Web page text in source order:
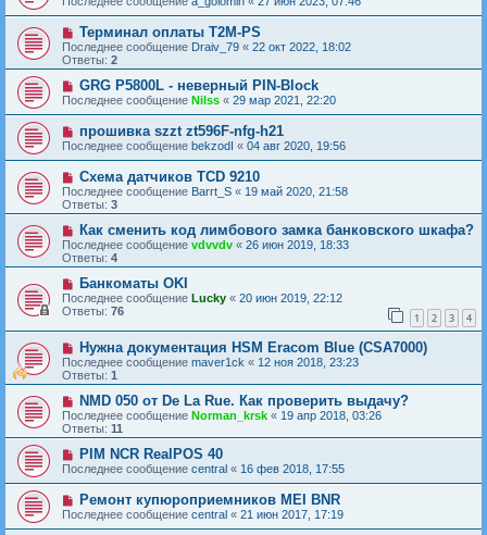
Терминал оплаты T2M-PS
Последнее сообщение Draiv_79 « 22 окт 2022, 18:02
Ответы: 2
GRG P5800L - неверный PIN-Block
Последнее сообщение Nilss « 29 мар 2021, 22:20
прошивка szzt zt596F-nfg-h21
Последнее сообщение bekzodI « 04 авг 2020, 19:56
Схема датчиков TCD 9210
Последнее сообщение Barrt_S « 19 май 2020, 21:58
Ответы: 3
Как сменить код лимбового замка банковского шкафа?
Последнее сообщение vdvvdv « 26 июн 2019, 18:33
Ответы: 4
Банкоматы OKI
Последнее сообщение Lucky « 20 июн 2019, 22:12
Ответы: 76 1 2 3 4
Нужна документация HSM Eracom Blue (CSA7000)
Последнее сообщение maver1ck « 12 ноя 2018, 23:23
Ответы: 1
NMD 050 от De La Rue. Как проверить выдачу?
Последнее сообщение Norman_krsk « 19 апр 2018, 03:26
Ответы: 11
PIM NCR RealPOS 40
Последнее сообщение central « 16 фев 2018, 17:55
Ремонт купюроприемников MEI BNR
Последнее сообщение central « 21 июн 2017, 17:19